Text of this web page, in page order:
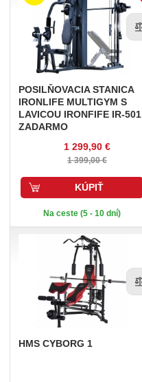
POSILŇOVACIASTANICA
IRONLIFE MULTIGYM S
LAVICOU IRONFIFE IR-501
ZADARMO
1 299,90 €
1 399,00 €
KÚPIŤ
Na ceste (5 - 10 dní)
HMS CYBORG 1